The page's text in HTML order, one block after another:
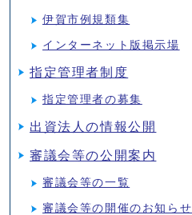
伊賀市例規類集
インターネット版掲示場
指定管理者制度
指定管理者の募集
出資法人の情報公開
審議会等の公開案内
審議会等の一覧
審議会等の開催のお知らせ